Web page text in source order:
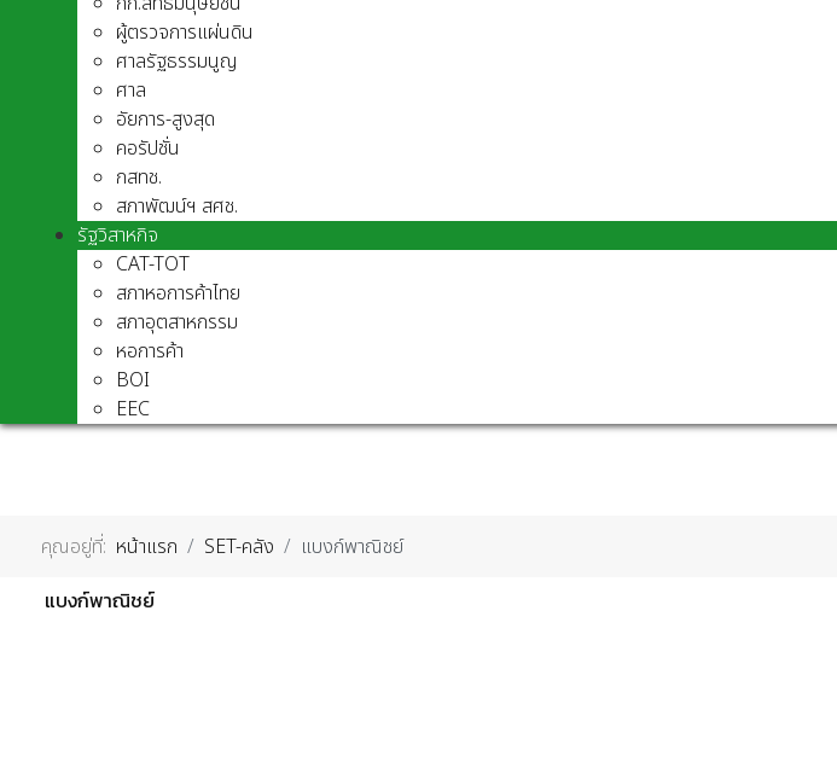
ผู้ตรวจการแผ่นดิน
ศาลรัฐธรรมนูญ
ศาล
อัยการ-สูงสุด
คอรัปชั่น
กสทช.
สภาพัฒน์ฯ สศช.
รัฐวิสาหกิจ
CAT-TOT
สภาหอการค้าไทย
สภาอุตสาหกรรม
หอการค้า
BOI
EEC
คุณอยู่ที่: หน้าแรก SET-คลัง
แบงก์พาณิชย์
แบงก์พาณิชย์